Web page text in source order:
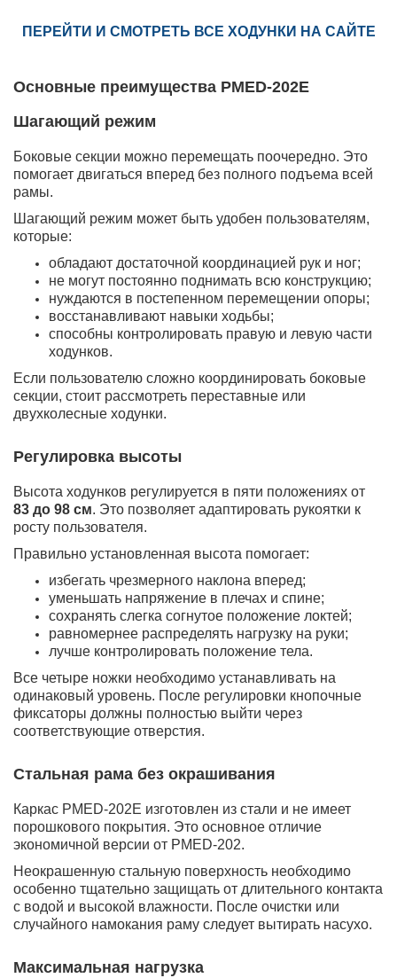
ПЕРЕЙТИ И СМОТРЕТЬ ВСЕ ХОДУНКИ НА САЙТЕ
Основные преимущества PMED-202E
Шагающий режим
Боковые секции можно перемещать поочередно. Это
помогает двигаться вперед без полного подъема всей
рамы.
Шагающий режим может быть удобен пользователям,
которые:
обладают достаточной координацией рук и ног;
не могут постоянно поднимать всю конструкцию;
нуждаются в постепенном перемещении опоры;
восстанавливают навыки ходьбы;
способны контролировать правую и левую части
ходунков.
Если пользователю сложно координировать боковые
секции, стоит рассмотреть переставные или
двухколесные ходунки.
Регулировка высоты
Высота ходунков регулируется в пяти положениях от
83 до 98 см. Это позволяет адаптировать рукоятки к
росту пользователя.
Правильно установленная высота помогает:
избегать чрезмерного наклона вперед;
уменьшать напряжение в плечах и спине;
сохранять слегка согнутое положение локтей;
равномернее распределять нагрузку на руки;
лучше контролировать положение тела.
Все четыре ножки необходимо устанавливать на
одинаковый уровень. После регулировки кнопочные
фиксаторы должны полностью выйти через
соответствующие отверстия.
Стальная рама без окрашивания
Каркас PMED-202E изготовлен из стали и не имеет
порошкового покрытия. Это основное отличие
экономичной версии от PMED-202.
Неокрашенную стальную поверхность необходимо
особенно тщательно защищать от длительного контакта
с водой и высокой влажности. После очистки или
случайного намокания раму следует вытирать насухо.
Максимальная нагрузка